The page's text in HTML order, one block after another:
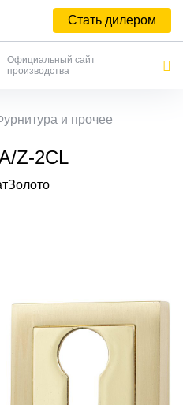
Стать дилером
Официальный сайт
производства
и прочее
Z-2CL